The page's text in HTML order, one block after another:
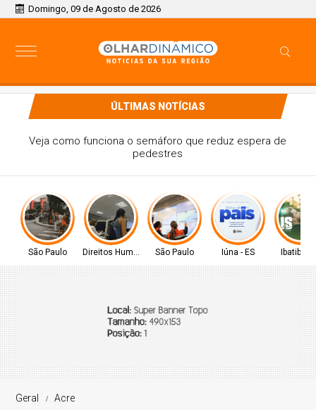
Domingo, 09 de Agosto de 2026
ÚLTIMAS NOTÍCIAS
Polícia registrou 783 mil atendimentos especializados à
mulher em 2025
São Paulo Direitos Humanos São Paulo Iúna - ES Ibatiba -
Geral Acre